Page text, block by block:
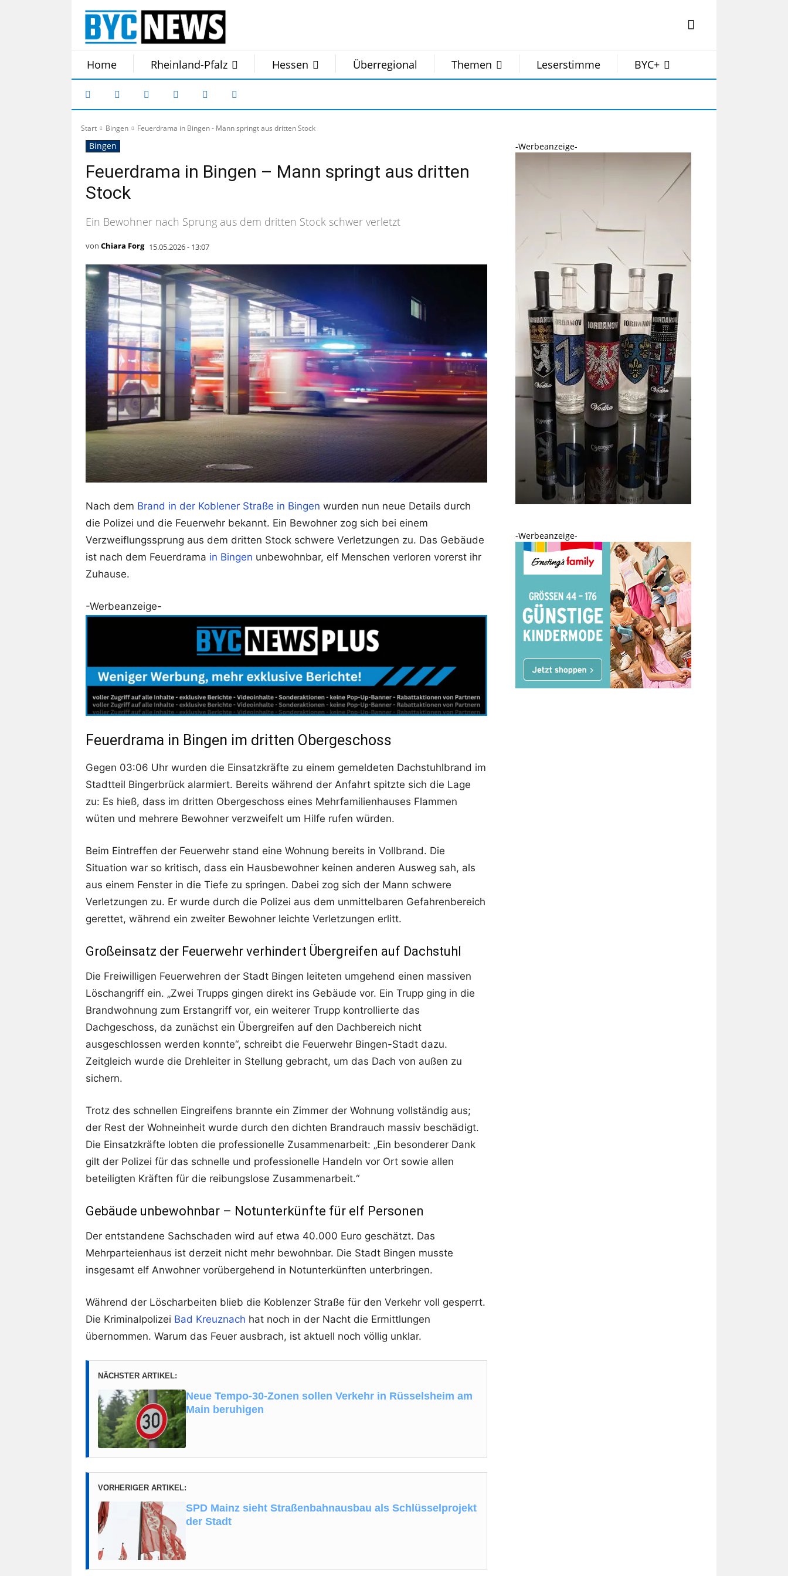
Home Rheinland-Pfalz Hessen Überregional Themen Leserstimme BYC+
Start Bingen Feuerdrama in Bingen - Mann springt aus dritten Stock
Bingen
Feuerdrama in Bingen – Mann springt aus dritten
Stock
Ein Bewohner nach Sprung aus dem dritten Stock schwer verletzt
von Chiara Forg 15.05.2026 - 13:07
Nach dem Brand in der Koblener Straße in Bingen wurden nun neue Details durch
die Polizei und die Feuerwehr bekannt. Ein Bewohner zog sich bei einem
Verzweiflungssprung aus dem dritten Stock schwere Verletzungen zu. Das Gebäude
ist nach dem Feuerdrama in Bingen unbewohnbar, elf Menschen verloren vorerst ihr
Zuhause.
-Werbeanzeige-
Feuerdrama in Bingen im dritten Obergeschoss
Gegen 03:06 Uhr wurden die Einsatzkräfte zu einem gemeldeten Dachstuhlbrand im
Stadtteil Bingerbrück alarmiert. Bereits während der Anfahrt spitzte sich die Lage
zu: Es hieß, dass im dritten Obergeschoss eines Mehrfamilienhauses Flammen
wüten und mehrere Bewohner verzweifelt um Hilfe rufen würden.
Beim Eintreffen der Feuerwehr stand eine Wohnung bereits in Vollbrand. Die
Situation war so kritisch, dass ein Hausbewohner keinen anderen Ausweg sah, als
aus einem Fenster in die Tiefe zu springen. Dabei zog sich der Mann schwere
Verletzungen zu. Er wurde durch die Polizei aus dem unmittelbaren Gefahrenbereich
gerettet, während ein zweiter Bewohner leichte Verletzungen erlitt.
Großeinsatz der Feuerwehr verhindert Übergreifen auf Dachstuhl
Die Freiwilligen Feuerwehren der Stadt Bingen leiteten umgehend einen massiven
Löschangriff ein. „Zwei Trupps gingen direkt ins Gebäude vor. Ein Trupp ging in die
Brandwohnung zum Erstangriff vor, ein weiterer Trupp kontrollierte das
Dachgeschoss, da zunächst ein Übergreifen auf den Dachbereich nicht
ausgeschlossen werden konnte“, schreibt die Feuerwehr Bingen-Stadt dazu.
Zeitgleich wurde die Drehleiter in Stellung gebracht, um das Dach von außen zu
sichern.
Trotz des schnellen Eingreifens brannte ein Zimmer der Wohnung vollständig aus;
der Rest der Wohneinheit wurde durch den dichten Brandrauch massiv beschädigt.
Die Einsatzkräfte lobten die professionelle Zusammenarbeit: „Ein besonderer Dank
gilt der Polizei für das schnelle und professionelle Handeln vor Ort sowie allen
beteiligten Kräften für die reibungslose Zusammenarbeit.“
Gebäude unbewohnbar – Notunterkünfte für elf Personen
Der entstandene Sachschaden wird auf etwa 40.000 Euro geschätzt. Das
Mehrparteienhaus ist derzeit nicht mehr bewohnbar. Die Stadt Bingen musste
insgesamt elf Anwohner vorübergehend in Notunterkünften unterbringen.
Während der Löscharbeiten blieb die Koblenzer Straße für den Verkehr voll gesperrt.
Die Kriminalpolizei Bad Kreuznach hat noch in der Nacht die Ermittlungen
übernommen. Warum das Feuer ausbrach, ist aktuell noch völlig unklar.
NÄCHSTER ARTIKEL:
Neue Tempo-30-Zonen sollen Verkehr in Rüsselsheim am
Main beruhigen
VORHERIGER ARTIKEL:
SPD Mainz sieht Straßenbahnausbau als Schlüsselprojekt
der Stadt
-Werbeanzeige-
-Werbeanzeige-